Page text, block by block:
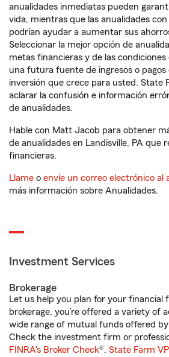
anualidades inmediatas pueden
vida, mientras que las anualidades
podrían ayudar a aumentar sus
Seleccionar la mejor opción de
metas financieras y de las
una futura fuente de ingresos o pagos
inversión que crece para usted. State
aclarar la confusión e información
de anualidades.
Hable con Matt Jacob para obtener
de anualidades en Landisville, PA que
financieras.
Llame o envíe un correo electrónico al
más información sobre Anualidades.
Investment Services
Brokerage
Let us help you plan for your financial
brokerage, you’re offered a variety of
wide range of mutual funds offered
Check the investment firm or
FINRA's Broker Check®. State Farm